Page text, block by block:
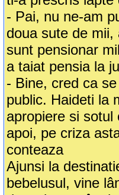
- Pai, nu ne-am
doua sute de
sunt pensionar
a taiat pensia la
- Bine, cred ca
public. Haideti la
apropiere si sotul
apoi, pe criza
conteaza
Ajunsi la
bebelusul, vine